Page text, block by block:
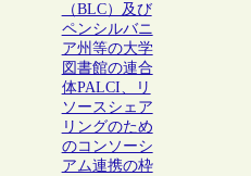
（BLC）及び
ペンシルバニ
ア州等の大学
図書館の連合
体PALCI、リ
ソースシェア
リングのため
のコンソーシ
アム連携の枠